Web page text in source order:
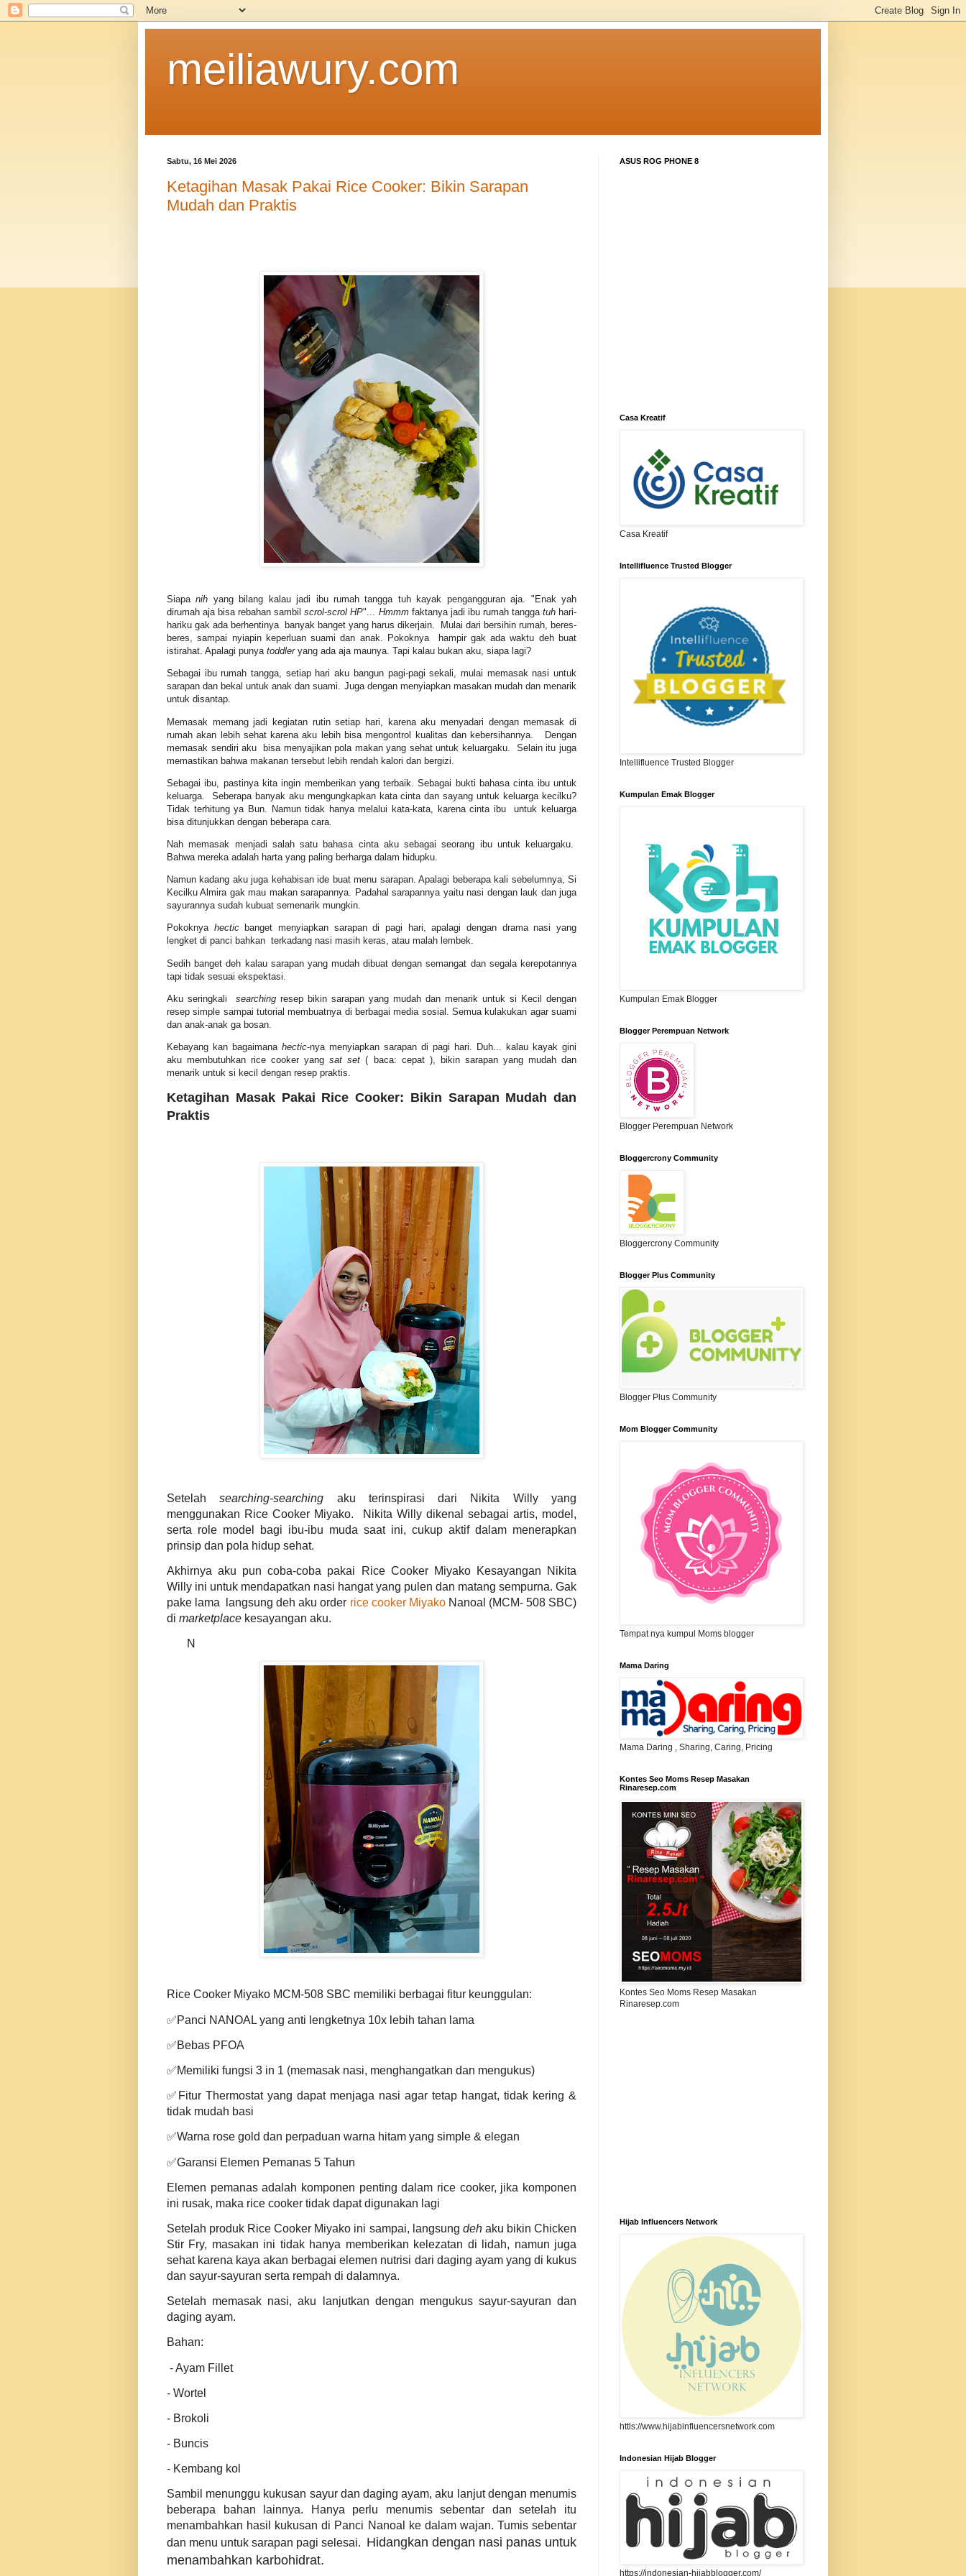
meiliawury.com
Sabtu, 16 Mei 2026
Ketagihan Masak Pakai Rice Cooker: Bikin Sarapan
Mudah dan Praktis
Siapanih yang bilang kalau jadi ibu rumah tangga tuh kayak pengangguran aja. "Enak yah
dirumah aja bisa rebahan sambilscrol-scrol HP"... Hmmmfaktanya jadi ibu rumah tangga tuhhari-
hariku gak ada berhentinya banyak banget yang harus dikerjain. Mulai dari bersihin rumah, beres-
beres, sampai nyiapin keperluan suami dan anak. Pokoknya hampir gak ada waktu deh buat
istirahat. Apalagi punya toddleryang ada aja maunya. Tapi kalau bukan aku, siapa lagi?
Sebagai ibu rumah tangga, setiap hari aku bangun pagi-pagi sekali, mulai memasak nasi untuk
sarapan dan bekal untuk anak dan suami. Juga dengan menyiapkan masakan mudah dan menarik
untuk disantap.
Memasak memang jadi kegiatan rutin setiap hari, karena aku menyadari dengan memasak di
rumah akan lebih sehat karena aku lebih bisa mengontrol kualitas dan kebersihannya. Dengan
memasak sendiri aku bisa menyajikan pola makan yang sehat untuk keluargaku. Selain itu juga
memastikan bahwa makanan tersebut lebih rendah kalori dan bergizi.
Sebagai ibu, pastinya kita ingin memberikan yang terbaik. Sebagai bukti bahasa cinta ibu untuk
keluarga. Seberapa banyak aku mengungkapkan kata cinta dan sayang untuk keluarga kecilku?
Tidak terhitung ya Bun. Namun tidak hanya melalui kata-kata, karena cinta ibu untuk keluarga
bisa ditunjukkan dengan beberapa cara.
Nah memasak menjadi salah satu bahasa cinta aku sebagai seorang ibu untuk keluargaku.
Bahwa mereka adalah harta yang paling berharga dalam hidupku.
Namun kadang aku juga kehabisan ide buat menu sarapan. Apalagi beberapa kali sebelumnya, Si
Kecilku Almira gak mau makan sarapannya. Padahal sarapannya yaitu nasi dengan lauk dan juga
sayurannya sudah kubuat semenarik mungkin.
Pokoknya hecticbanget menyiapkan sarapan di pagi hari, apalagi dengan drama nasi yang
lengket di panci bahkan terkadang nasi masih keras, atau malah lembek.
Sedih banget deh kalau sarapan yang mudah dibuat dengan semangat dan segala kerepotannya
tapi tidak sesuai ekspektasi.
Aku seringkali searching resep bikin sarapan yang mudah dan menarik untuk si Kecil dengan
resep simple sampai tutorial membuatnya di berbagai media sosial. Semua kulakukan agar suami
dan anak-anak ga bosan.
Kebayang kan bagaimana hectic-nya menyiapkan sarapan di pagi hari. Duh... kalau kayak gini
aku membutuhkan rice cooker yang sat set ( baca: cepat ), bikin sarapan yang mudah dan
menarik untuk si kecil dengan resep praktis.
Ketagihan Masak Pakai Rice Cooker: Bikin Sarapan Mudah dan
Praktis
Setelahsearching-searching aku terinspirasi dari Nikita Willy yang
menggunakan Rice Cooker Miyako. Nikita Willy dikenal sebagai artis, model,
serta role model bagi ibu-ibu muda saat ini, cukup aktif dalam menerapkan
prinsip dan pola hidup sehat.
Akhirnya aku pun coba-coba pakai Rice Cooker Miyako Kesayangan Nikita
Willy ini untuk mendapatkan nasi hangat yang pulen dan matang sempurna. Gak
pake lama langsung deh aku order rice cooker MiyakoNanoal (MCM- 508 SBC)
di marketplace kesayangan aku.
N
Rice Cooker Miyako MCM-508 SBC memiliki berbagai fitur keunggulan:
✅Panci NANOAL yang anti lengketnya 10x lebih tahan lama
✅Bebas PFOA
✅Memiliki fungsi 3 in 1 (memasak nasi, menghangatkan dan mengukus)
✅Fitur Thermostat yang dapat menjaga nasi agar tetap hangat, tidak kering &
tidak mudah basi
✅Warna rose gold dan perpaduan warna hitam yang simple & elegan
✅Garansi Elemen Pemanas 5 Tahun
Elemen pemanas adalah komponen penting dalam rice cooker, jika komponen
ini rusak, maka rice cooker tidak dapat digunakan lagi
Setelah produk Rice Cooker Miyako ini sampai, langsung dehaku bikin Chicken
Stir Fry, masakan ini tidak hanya memberikan kelezatan di lidah, namun juga
sehat karena kaya akan berbagai elemen nutrisi dari daging ayam yang di kukus
dan sayur-sayuran serta rempah di dalamnya.
Setelah memasak nasi, aku lanjutkan dengan mengukus sayur-sayuran dan
daging ayam.
Bahan:
- Ayam Fillet
- Wortel
- Brokoli
- Buncis
- Kembang kol
Sambil menunggu kukusan sayur dan daging ayam, aku lanjut dengan menumis
beberapa bahan lainnya. Hanya perlu menumis sebentar dan setelah itu
menambahkan hasil kukusan di Panci Nanoal ke dalam wajan. Tumis sebentar
dan menu untuk sarapan pagi selesai. Hidangkan dengan nasi panas untuk
menambahkan karbohidrat.
ASUS ROG PHONE 8
Casa Kreatif
Casa Kreatif
Intellifluence Trusted Blogger
Intellifluence Trusted Blogger
Kumpulan Emak Blogger
Kumpulan Emak Blogger
Blogger Perempuan Network
Blogger Perempuan Network
Bloggercrony Community
Bloggercrony Community
Blogger Plus Community
Blogger Plus Community
Mom Blogger Community
Tempat nya kumpul Moms blogger
Mama Daring
Mama Daring , Sharing, Caring, Pricing
Kontes Seo Moms Resep Masakan
Rinaresep.com
Kontes Seo Moms Resep Masakan
Rinaresep.com
Hijab Influencers Network
httls://www.hijabinfluencersnetwork.com
Indonesian Hijab Blogger
https://indonesian-hijabblogger.com/